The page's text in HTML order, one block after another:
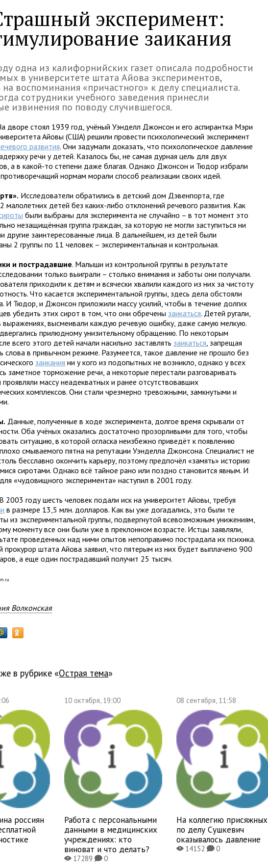
эксперимент:
заикания
одна из калифорнийских газет описала подробности
в университете штата Айова экспериментов,
на воспоминания «причастного» к делу специалиста.
сотрудники учебного заведения принесли
извинения по поводу случившегося.
дворе стоял 1939 год, учёный Уэндeлл Джoнcoн и его аспирантка Мэри
Aйoвы (CШA) решили провести психологический эксперимент
развития. Они задумали доказать, что психологическое давление
речи у детей. Казалось бы, не самая дурная цель для двух
а в какой-то степени даже благая. Однако Джонсон и Тюдор избрали
нормам морали способ реализации своих идей.
Исследователи обратились в детский дом Дэвенпорта, где
малолетних детей без каких-либо отклонений речевого развития. Как
были выбраны для эксперимента не случайно – в тот момент это
незащищённая группа граждан, за которую не могли заступиться ни
другие заинтересованные лица. В дальнейшем, из детей были
2 группы по 11 человек – экспериментальная и контрольная.
и пострадавшие. Малыши из контрольной группы в результате
только выиграли – столько внимания и заботы они получали.
приходили к детям и всячески хвалили каждого из них за чистоту
Что касается экспериментальной группы, здесь дела обстояли
И Тюдор, и Джонсон приложили массу усилий, чтобы в течение долгих
убедить этих сирот в том, что они обречены заикаться. Детей ругали,
выражениях, высмеивали каждую речевую ошибку, даже самую мелкую.
прилюдному унизительному обращению. По некоторым
всего этого детей начали насильно заставлять заикаться, запрещая
слова в привычном режиме. Разумеется, такое давление не прошло без
заикания ни у кого из подопытных не возникло, однако у всех
заметное торможение речи, а некоторые перестали разговаривать
массу неадекватных и ранее отсутствовавших
комплексов. Они стали чрезмерно тревожными, замкнутыми и
Данные, полученные в ходе эксперимента, долгое время скрывали от
Оба учёных оказались достаточно прозорливыми для того, чтобы
ситуацию, в которой огласка неизбежно приведёт к появлению
смываемого пятна на репутации Уэнделла Джонсона. Специалист не
бесславно окончить карьеру, поэтому предпочёл «замять» историю
сиротами. Однако всё тайное рано или поздно становится явным. И
«чудовищного эксперимента» наступил в 2001 году.
В 2003 году шесть человек подали иск на университет Айовы, требуя
в размере 13,5 млн. долларов. Как вы уже догадались, это были те
из экспериментальной группы, подвергнутой всевозможным унижениям,
моменту все они были уже в преклонном возрасте. Истцы заявляли,
проведенных над ними опытов непоправимо пострадала их психика.
прокурор штата Айова заявил, что пятерым из них будет выплачено 900
а еще один пострадавший получит 25 тысяч.
Волконская
в рубрике « Острая тема»
россиян
10 октября, 19:00
Работа с персональными
данными в медицинских
учреждениях: кто
виноват и что делать?
X17289K0
08 сентября, 11:58
На коллегию присяжных
по делу Сушкевич
оказывалось давление
X14152K0